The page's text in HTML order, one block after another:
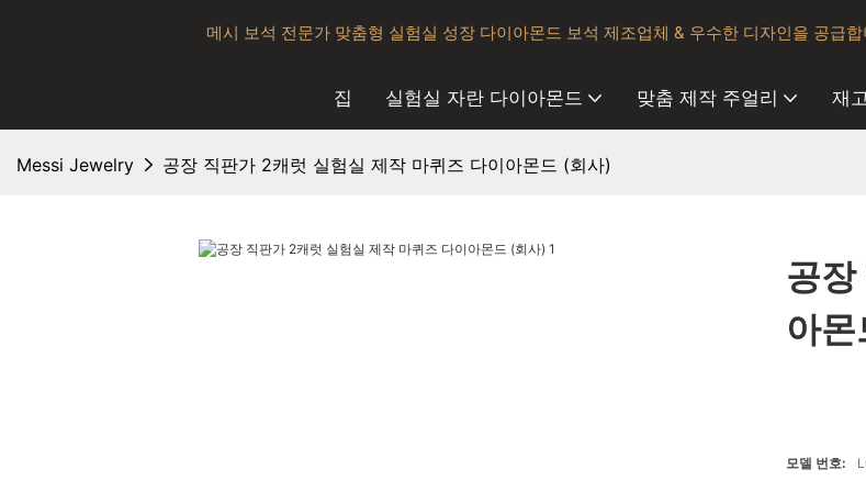
메시 보석 전문가 맞춤형 실험실 성장 다이아몬드 보석 제조업체 & 우수한 디자인을 공급합
집 실험실 자란 다이아몬드 맞춤 제작 주얼리 재
Messi Jewelry 공장 직판가 2캐럿 실험실 제작 마퀴즈 다이아몬드 (회사)
공
아
모델 번호: